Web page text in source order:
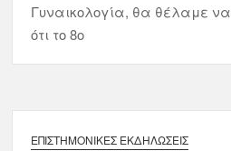
Γυναικολογία, θα θέλαμε
ότι το 8ο
ΕΠΙΣΤΗΜΟΝΙΚΈΣ ΕΚΔΗΛΏΣΕΙΣ